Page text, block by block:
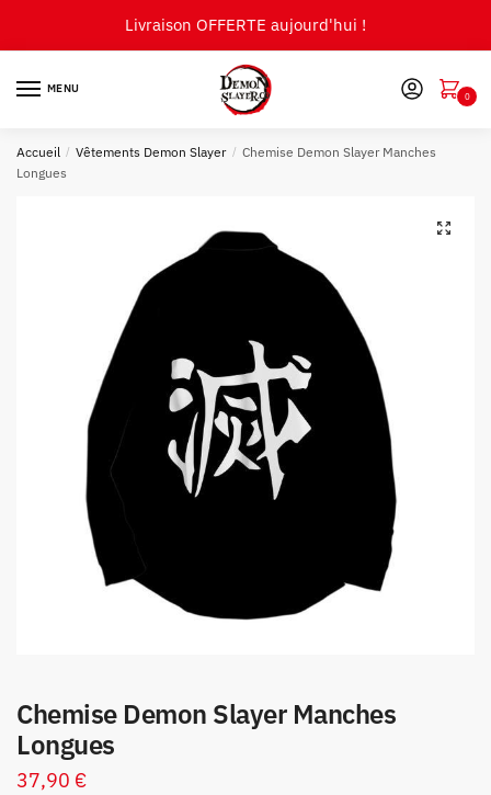
Livraison OFFERTE aujourd'hui !
MENU
0
Accueil / Vêtements Demon Slayer / Chemise Demon Slayer Manches
Longues
🔍
Chemise Demon Slayer Manches
Longues
37,90 €